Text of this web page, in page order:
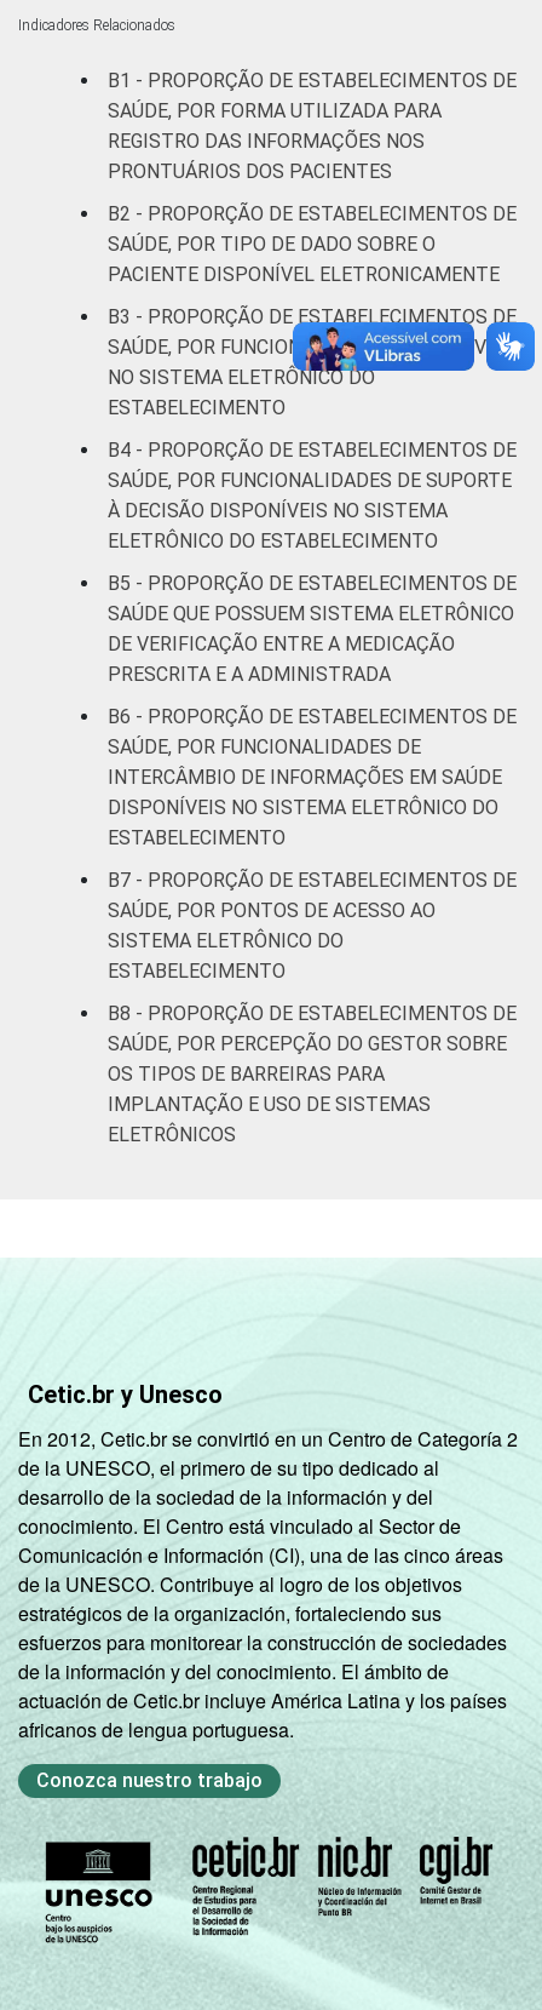
Com
Internação
(mais de
50 leitos)
Serviço de
Apoio à
Diagnose
e Terapia
46
Localização Capital 26
Essa tabela foi corrigida em maio de 2015.
Para mais informações, acesse
https://cetic.br/noticia/cetic-br-informa-
correcao-dos-resultados-da-pesquisa-tic-
saude-2013/
1Base: 1513 estabelecimentos de saúde que
declararam ter utilizado Internet nos últimos
aplicação da pesquisa. Estimativa: 68.365
estabelecimentos. Respostas estimuladas.
Dados coletados entre fevereiro de 2013 e
junho de 2013.
Fonte: NIC.br - fev 2013 / jun 2013
Indicadores Relacionados
B1 - PROPORÇÃO DE ESTABELECIMENTOS DE
SAÚDE, POR FORMA UTILIZADA PARA
REGISTRO DAS INFORMAÇÕES NOS
PRONTUÁRIOS DOS PACIENTES
B2 - PROPORÇÃO DE ESTABELECIMENTOS DE
SAÚDE, POR TIPO DE DADO SOBRE O
PACIENTE DISPONÍVEL ELETRONICAMENTE
B3 - PROPORÇÃO DE ESTABELECIMENTOS DE
SAÚDE, POR FUNCIONALIDADES DISPONÍVEIS
NO SISTEMA ELETRÔNICO DO
ESTABELECIMENTO
B4 - PROPORÇÃO DE ESTABELECIMENTOS DE
SAÚDE, POR FUNCIONALIDADES DE SUPORTE
À DECISÃO DISPONÍVEIS NO SISTEMA
ELETRÔNICO DO ESTABELECIMENTO
B5 - PROPORÇÃO DE ESTABELECIMENTOS DE
SAÚDE QUE POSSUEM SISTEMA ELETRÔNICO
DE VERIFICAÇÃO ENTRE A MEDICAÇÃO
PRESCRITA E A ADMINISTRADA
B6 - PROPORÇÃO DE ESTABELECIMENTOS DE
SAÚDE, POR FUNCIONALIDADES DE
INTERCÂMBIO DE INFORMAÇÕES EM SAÚDE
DISPONÍVEIS NO SISTEMA ELETRÔNICO DO
ESTABELECIMENTO
B7 - PROPORÇÃO DE ESTABELECIMENTOS DE
SAÚDE, POR PONTOS DE ACESSO AO
SISTEMA ELETRÔNICO DO
ESTABELECIMENTO
B8 - PROPORÇÃO DE ESTABELECIMENTOS DE
SAÚDE, POR PERCEPÇÃO DO GESTOR SOBRE
OS TIPOS DE BARREIRAS PARA
IMPLANTAÇÃO E USO DE SISTEMAS
ELETRÔNICOS
Cetic.br y Unesco
En 2012, Cetic.br se convirtió en un Centro de Categoría 2
de la UNESCO, el primero de su tipo dedicado al
desarrollo de la sociedad de la información y del
conocimiento. El Centro está vinculado al Sector de
Comunicación e Información (CI), una de las cinco áreas
de la UNESCO. Contribuye al logro de los objetivos
estratégicos de la organización, fortaleciendo sus
esfuerzos para monitorear la construcción de sociedades
de la información y del conocimiento. El ámbito de
actuación de Cetic.br incluye América Latina y los países
africanos de lengua portuguesa.
Conozca nuestro trabajo